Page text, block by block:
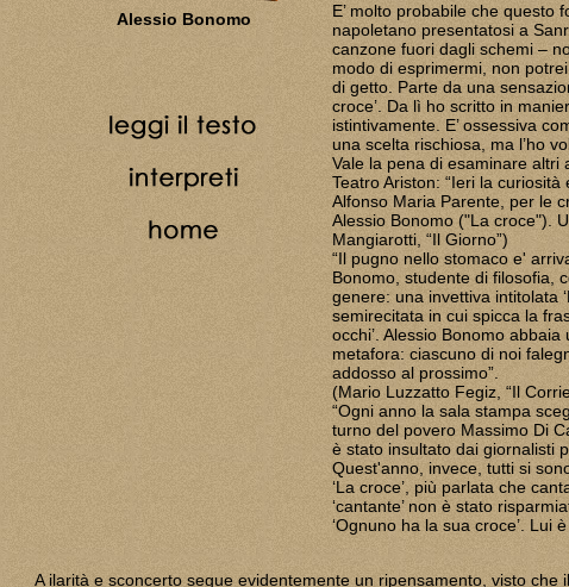
Alessio Bonomo
E’ molto probabile che questo
napoletano presentatosi a
canzone fuori dagli schemi –
modo di esprimermi, non
di getto. Parte da una
croce’. Da lì ho scritto in
istintivamente. E’ ossessiva
una scelta rischiosa, ma l’ho
Vale la pena di esaminare altri
Teatro Ariston: “Ieri la
Alfonso Maria Parente, per le
Alessio Bonomo ("La croce").
Mangiarotti, “Il Giorno”)
“Il pugno nello stomaco e'
Bonomo, studente di filosofia,
genere: una invettiva intitolata
semirecitata in cui spicca la
occhi’. Alessio Bonomo
metafora: ciascuno di noi
addosso al prossimo”.
(Mario Luzzatto Fegiz, “Il
“Ogni anno la sala stampa
turno del povero Massimo Di
è stato insultato dai giornalisti
Quest'anno, invece, tutti si
‘La croce’, più parlata che
‘cantante’ non è stato
‘Ognuno ha la sua croce’. Lui
A ilarità e sconcerto segue evidentemente un ripensamento, visto